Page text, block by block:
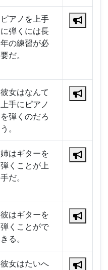
ピアノを上手
に弾くには長
年の練習が必
要だ。
彼女はなんて
上手にピアノ
を弾くのだろ
う。
姉はギターを
弾くことが上
手だ。
彼はギターを
弾くことがで
きる。
彼女はたいへ